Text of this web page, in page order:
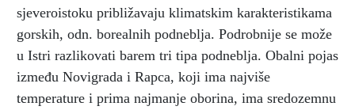
sjeveroistoku približavaju klimatskim karakteristikama
gorskih, odn. borealnih podneblja. Podrobnije se može
u Istri razlikovati barem tri tipa podneblja. Obalni pojas
između Novigrada i Rapca, koji ima najviše
temperature i prima najmanje oborina, ima sredozemnu